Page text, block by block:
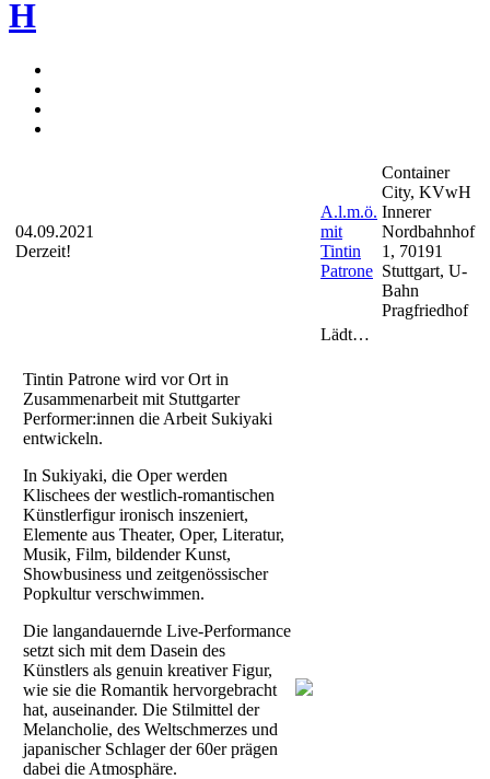
H
04.09.2021
Derzeit!
A.l.m.ö.
mit
Tintin
Patrone
Container
City, KVwH
Innerer
Nordbahnhof
1, 70191
Stuttgart, U-
Bahn
Pragfriedhof
Lädt…
Tintin Patrone wird vor Ort in
Zusammenarbeit mit Stuttgarter
Performer:innen die Arbeit Sukiyaki
entwickeln.
In Sukiyaki, die Oper werden
Klischees der westlich-romantischen
Künstlerfigur ironisch inszeniert,
Elemente aus Theater, Oper, Literatur,
Musik, Film, bildender Kunst,
Showbusiness und zeitgenössischer
Popkultur verschwimmen.
Die langandauernde Live-Performance
setzt sich mit dem Dasein des
Künstlers als genuin kreativer Figur,
wie sie die Romantik hervorgebracht
hat, auseinander. Die Stilmittel der
Melancholie, des Weltschmerzes und
japanischer Schlager der 60er prägen
dabei die Atmosphäre.